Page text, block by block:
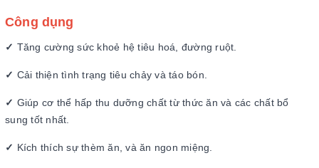
Công dụng
✓ Tăng cường sức khoẻ hệ tiêu hoá, đường ruột.
✓ Cải thiện tình trạng tiêu chảy và táo bón.
✓ Giúp cơ thể hấp thu dưỡng chất từ thức ăn và các chất bổ
sung tốt nhất.
✓ Kích thích sự thèm ăn, và ăn ngon miệng.